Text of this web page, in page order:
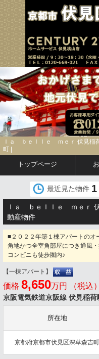
ｌａ ｂｅｌｌｅ ｍｅｒ 伏見稲
町 |
トップページ
最近見た物件 1
ｌａ ｂｅｌｌｅ ｍｅｒ
動産物件
■２０２２年築１棟アパートの
角地かつ全室角部屋につき通風
コンビニも徒歩圏内♪
【一棟アパート】
価格 8,650万円 （税込）
京阪電気鉄道京阪線 伏見稲
所在地
京都府京都市伏見区深草森吉町